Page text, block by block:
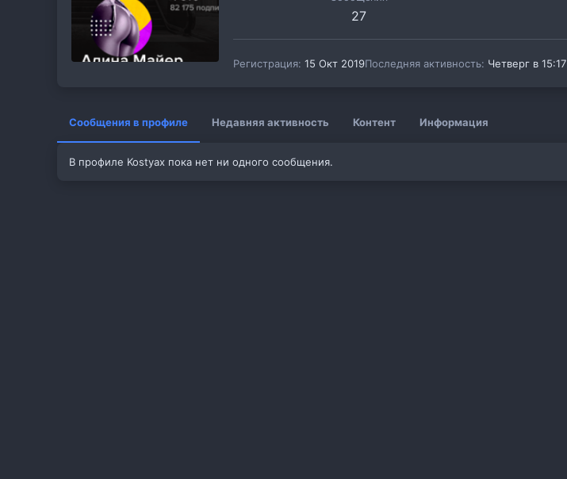
27
Регистрация 15 Окт 2019Последняя активность Четверг в 15:17
Сообщения в профиле Недавняя активность Контент Информация
В профиле Kostyax пока нет ни одного сообщения.